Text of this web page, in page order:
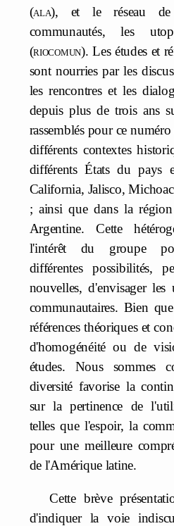
(ala), et le réseau de
communautés, les
(riocomun). Les études et
sont nourries par les
les rencontres et les
depuis plus de trois ans
rassemblés pour ce numéro
différents contextes
différents États du pays
California, Jalisco,
; ainsi que dans la
Argentine. Cette
l'intérêt du groupe
différentes possibilités,
nouvelles, d'envisager les
communautaires. Bien
références théoriques et
d'homogénéité ou de
études. Nous sommes
diversité favorise la
sur la pertinence de
telles que l'espoir, la
pour une meilleure
de l'Amérique latine.
Cette brève
d'indiquer la voie